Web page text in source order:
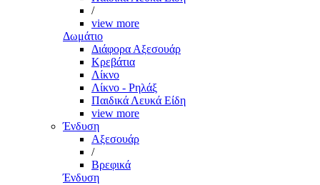
/
view more
Δωμάτιο
Διάφορα Αξεσουάρ
Κρεβάτια
Λίκνο
Λίκνο - Ρηλάξ
Παιδικά Λευκά Είδη
view more
Ένδυση
Αξεσουάρ
/
Βρεφικά
Ένδυση